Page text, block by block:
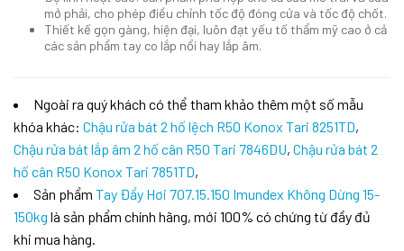
mở phải, cho phép điều chỉnh tốc độ đóng cửa và tốc độ chốt.
Thiết kế gọn gàng, hiện đại, luôn đạt yếu tố thẩm mỹ cao ở cả
các sản phẩm tay co lắp nổi hay lắp âm.
Ngoài ra quý khách có thể tham khảo thêm một số mẫu
khóa khác: Chậu rửa bát 2 hố lệch R50 Konox Tari 8251TD,
Chậu rửa bát lắp âm 2 hố cân R50 Tari 7846DU, Chậu rửa bát 2
hố cân R50 Konox Tari 7851TD,
Sản phẩm Tay Đẩy Hơi 707.15.150 Imundex Không Dừng 15-
150kg là sản phẩm chính hãng, mới 100% có chứng từ đầy đủ
khi mua hàng.